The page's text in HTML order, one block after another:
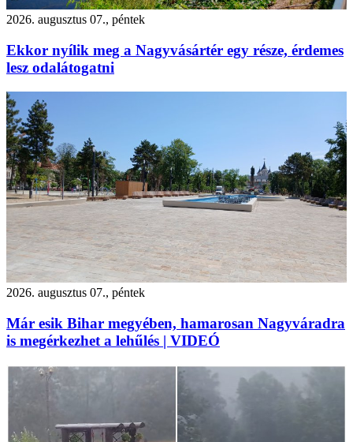
2026. augusztus 07., péntek
Ekkor nyílik meg a Nagyvásártér egy része, érdemes
lesz odalátogatni
2026. augusztus 07., péntek
Már esik Bihar megyében, hamarosan Nagyváradra
is megérkezhet a lehűlés | VIDEÓ